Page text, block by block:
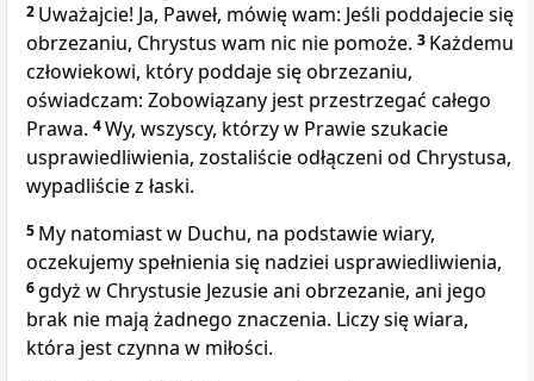
2 Uważajcie! Ja, Paweł, mówię wam: Jeśli poddajecie się
obrzezaniu, Chrystus wam nic nie pomoże. 3 Każdemu
człowiekowi, który poddaje się obrzezaniu,
oświadczam: Zobowiązany jest przestrzegać całego
Prawa. 4Wy, wszyscy, którzy w Prawie szukacie
usprawiedliwienia, zostaliście odłączeni od Chrystusa,
wypadliście z łaski.
5 My natomiast w Duchu, na podstawie wiary,
oczekujemy spełnienia się nadziei usprawiedliwienia,
6gdyż w Chrystusie Jezusie ani obrzezanie, ani jego
brak nie mają żadnego znaczenia. Liczy się wiara,
która jest czynna w miłości.